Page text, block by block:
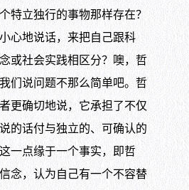
特立独行的事物那样存在？
心地说话，来把自己跟科
或社会实践相区分？噢，哲
们说问题不那么简单吧。哲
更确切地说，它承担了不仅
的话付与独立的、可确认的
一点缘于一个事实，即哲
念，认为自己有一个不容替